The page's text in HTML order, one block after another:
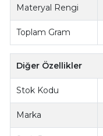
Materyal Rengi
Toplam Gram
Diğer Özellikler
Stok Kodu
Marka